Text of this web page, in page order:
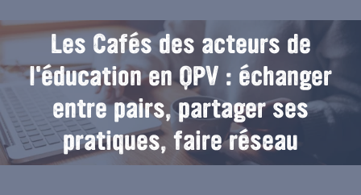
Les Cafés des acteurs de
l'éducation en QPV : échanger
entre pairs, partager ses
pratiques, faire réseau